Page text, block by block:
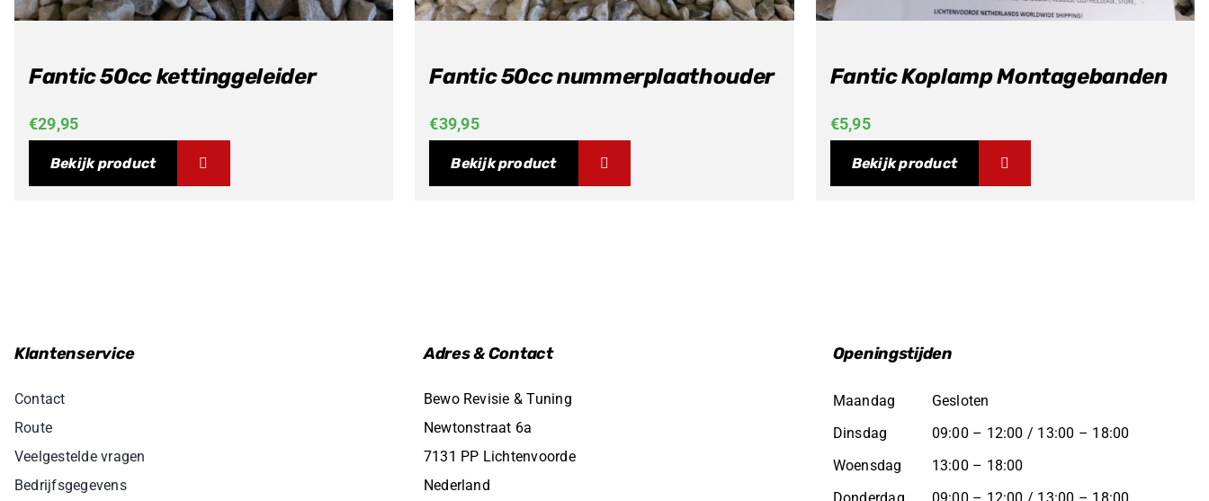
Fantic 50cc kettinggeleider
€29,95
Bekijk product
Fantic 50cc nummerplaathouder
€39,95
Bekijk product
Fantic Koplamp Montagebanden
€5,95
Bekijk product
Klantenservice
Contact
Route
Veelgestelde vragen
Bedrijfsgegevens
Adres & Contact
Bewo Revisie & Tuning
Newtonstraat 6a
7131 PP Lichtenvoorde
Nederland
Openingstijden
Maandag
Gesloten
Dinsdag
09:00 – 12:00 / 13:00 – 18:00
Woensdag
13:00 – 18:00
Donderdag
09:00 – 12:00 / 13:00 – 18:00